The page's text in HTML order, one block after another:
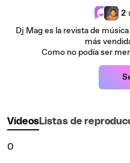
2
Dj Mag es la revista de
más
Como no podía ser
VídeosListas de
0